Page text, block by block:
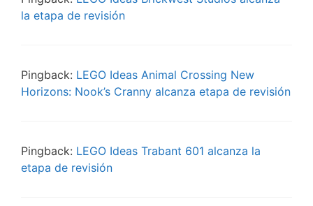
la etapa de revisión
Pingback: LEGO Ideas Animal Crossing New
Horizons: Nook’s Cranny alcanza etapa de revisión
Pingback: LEGO Ideas Trabant 601 alcanza la
etapa de revisión